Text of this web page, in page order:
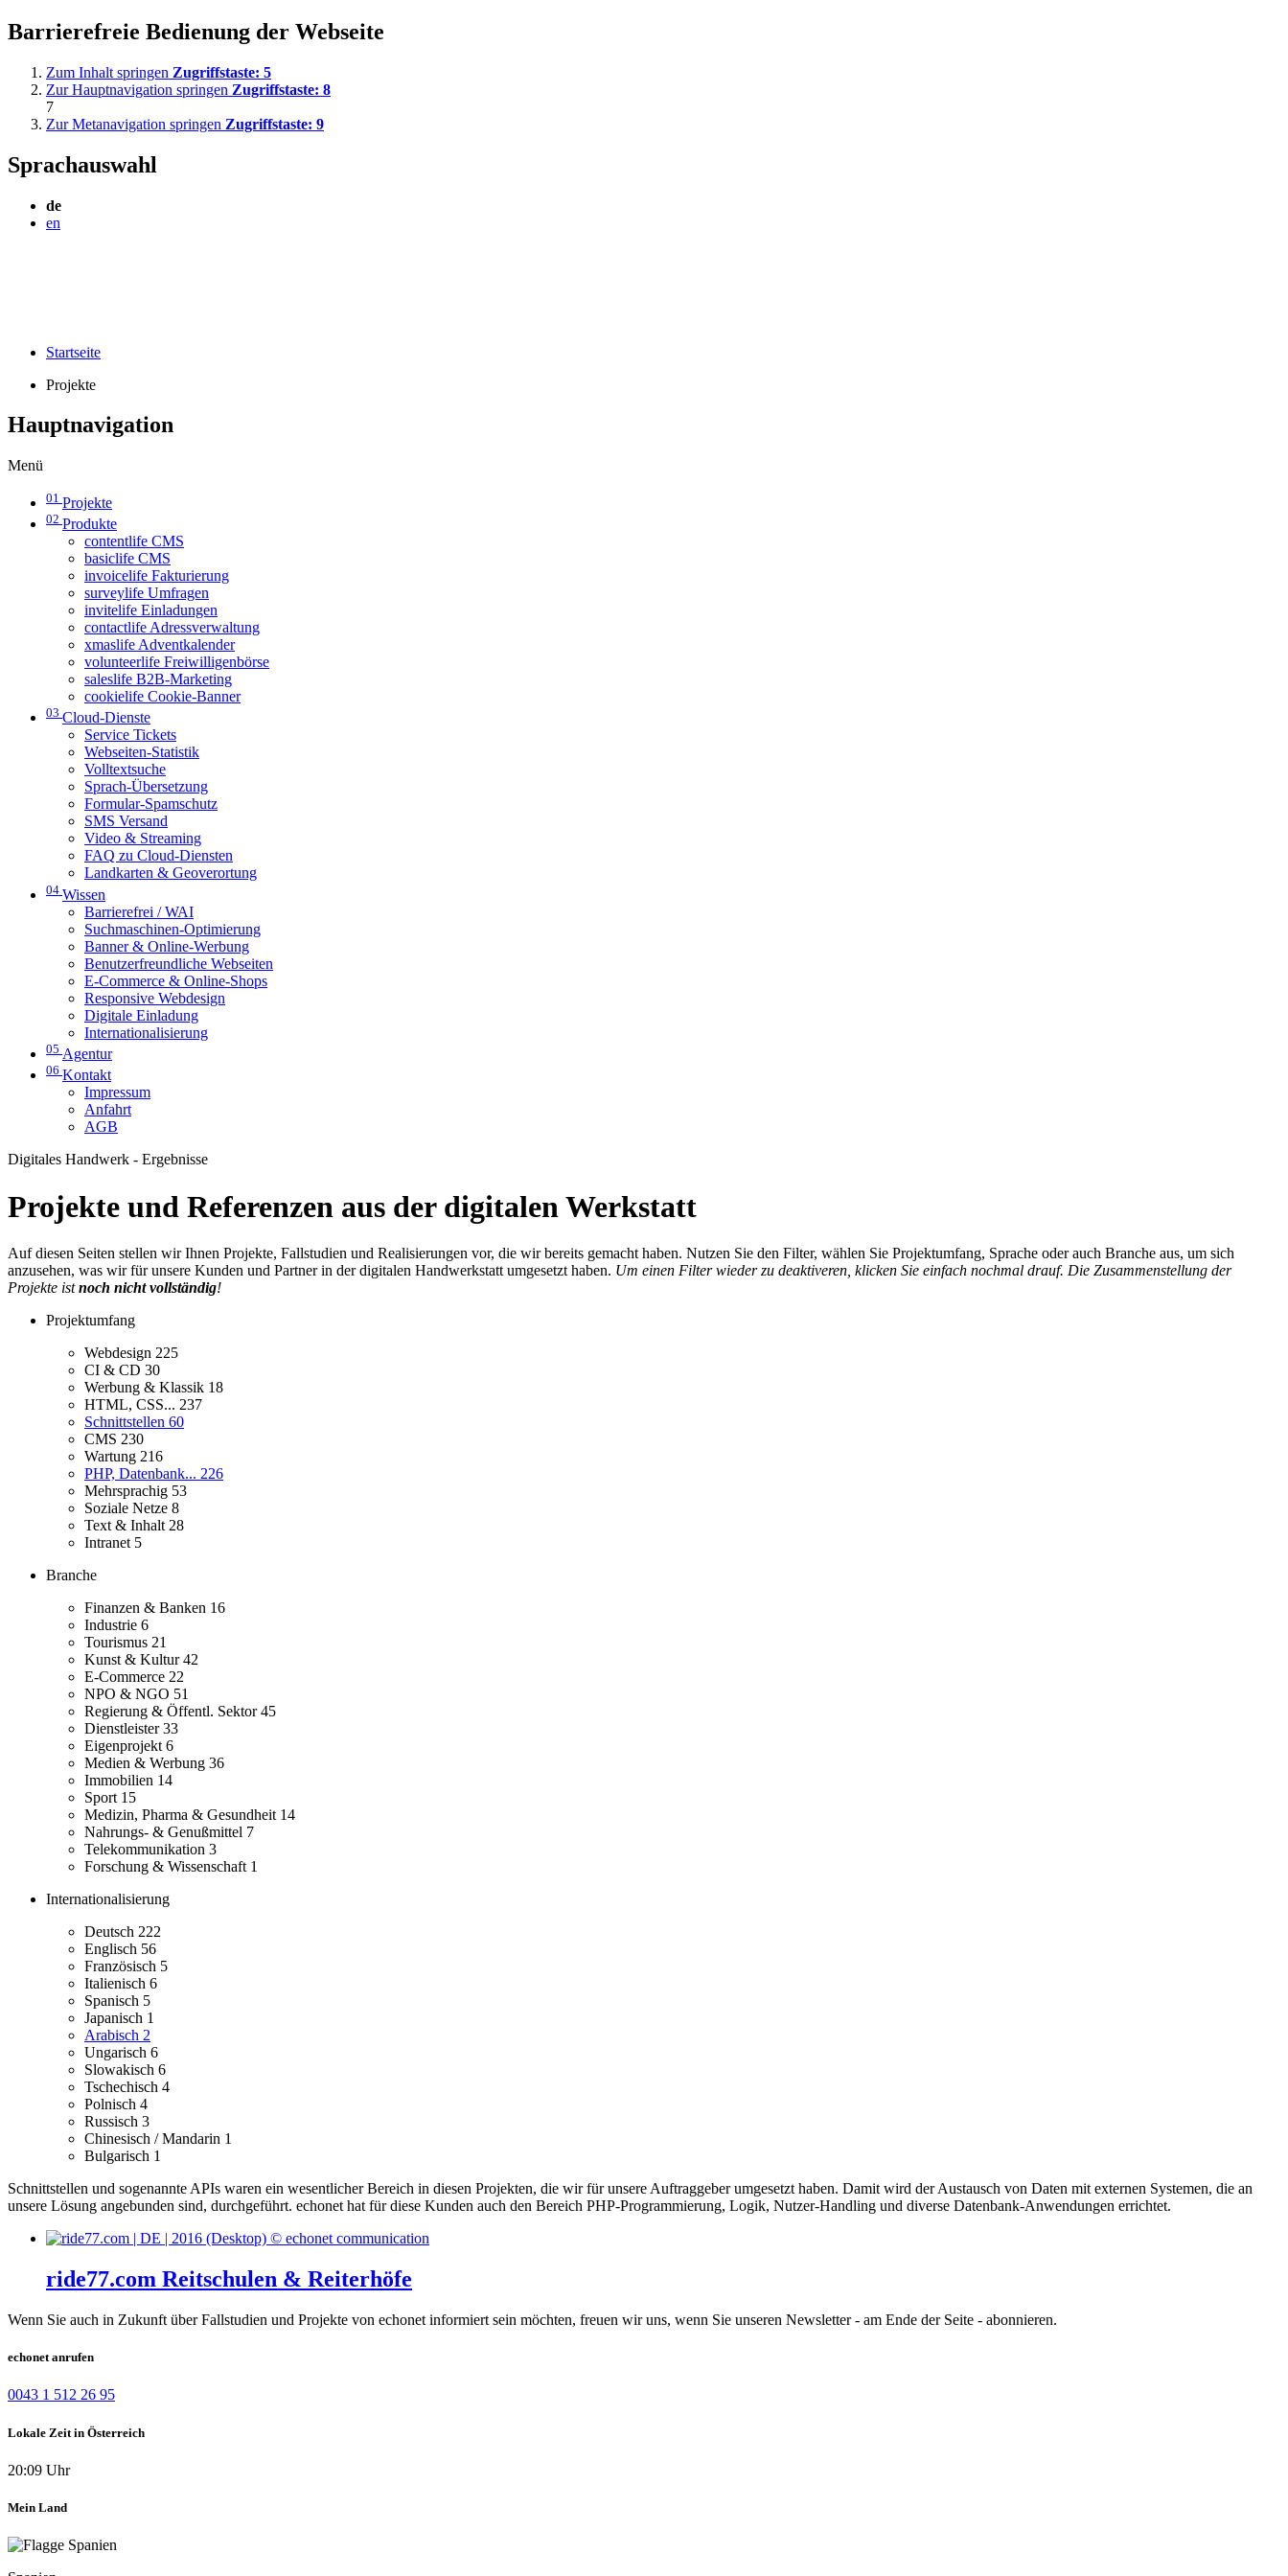
Barrierefreie Bedienung der Webseite
Zum Inhalt springen Zugriffstaste: 5
Zur Hauptnavigation springen Zugriffstaste: 8
7
Zur Metanavigation springen Zugriffstaste: 9
Sprachauswahl
de
en
Startseite
Projekte
Hauptnavigation
Menü
01 Projekte
02 Produkte
contentlife CMS
basiclife CMS
invoicelife Fakturierung
surveylife Umfragen
invitelife Einladungen
contactlife Adressverwaltung
xmaslife Adventkalender
volunteerlife Freiwilligenbörse
saleslife B2B-Marketing
cookielife Cookie-Banner
03 Cloud-Dienste
Service Tickets
Webseiten-Statistik
Volltextsuche
Sprach-Übersetzung
Formular-Spamschutz
SMS Versand
Video & Streaming
FAQ zu Cloud-Diensten
Landkarten & Geoverortung
04 Wissen
Barrierefrei / WAI
Suchmaschinen-Optimierung
Banner & Online-Werbung
Benutzerfreundliche Webseiten
E-Commerce & Online-Shops
Responsive Webdesign
Digitale Einladung
Internationalisierung
05 Agentur
06 Kontakt
Impressum
Anfahrt
AGB
Digitales Handwerk - Ergebnisse
Projekte und Referenzen aus der digitalen Werkstatt
Auf diesen Seiten stellen wir Ihnen Projekte, Fallstudien und Realisierungen vor, die wir bereits gemacht haben. Nutzen Sie den Filter, wählen Sie Projektumfang, Sprache oder auch Branche aus, um sich
anzusehen, was wir für unsere Kunden und Partner in der digitalen Handwerkstatt umgesetzt haben. Um einen Filter wieder zu deaktiveren, klicken Sie einfach nochmal drauf. Die Zusammenstellung der
Projekte istnoch nicht vollständig!
Projektumfang
Webdesign 225
CI & CD 30
Werbung & Klassik 18
HTML, CSS... 237
Schnittstellen 60
CMS 230
Wartung 216
PHP, Datenbank... 226
Mehrsprachig 53
Soziale Netze 8
Text & Inhalt 28
Intranet 5
Branche
Finanzen & Banken 16
Industrie 6
Tourismus 21
Kunst & Kultur42
E-Commerce 22
NPO & NGO 51
Regierung & Öffentl. Sektor45
Dienstleister33
Eigenprojekt 6
Medien & Werbung 36
Immobilien 14
Sport 15
Medizin, Pharma & Gesundheit 14
Nahrungs- & Genußmittel 7
Telekommunikation 3
Forschung & Wissenschaft 1
Internationalisierung
Deutsch 222
Englisch 56
Französisch 5
Italienisch 6
Spanisch 5
Japanisch 1
Arabisch 2
Ungarisch 6
Slowakisch 6
Tschechisch 4
Polnisch 4
Russisch 3
Chinesisch / Mandarin 1
Bulgarisch 1
Schnittstellen und sogenannte APIs waren ein wesentlicher Bereich in diesen Projekten, die wir für unsere Auftraggeber umgesetzt haben. Damit wird der Austausch von Daten mit externen Systemen, die an
unsere Lösung angebunden sind, durchgeführt. echonet hat für diese Kunden auch den Bereich PHP-Programmierung, Logik, Nutzer-Handling und diverse Datenbank-Anwendungen errichtet.
ride77.com Reitschulen & Reiterhöfe
Wenn Sie auch in Zukunft über Fallstudien und Projekte von echonet informiert sein möchten, freuen wir uns, wenn Sie unseren Newsletter - am Ende der Seite - abonnieren.
echonet anrufen
0043 1 512 26 95
Lokale Zeit in Österreich
20:09 Uhr
Mein Land